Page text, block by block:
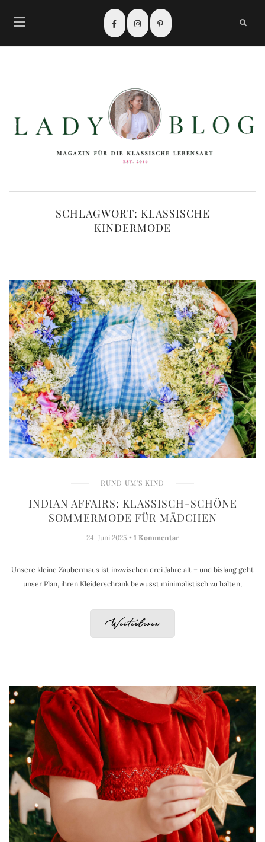
SCHLAGWORT: KLASSISCHE
KINDERMODE
RUND UM'S KIND
INDIAN AFFAIRS: KLASSISCH-SCHÖNE
SOMMERMODE FÜR MÄDCHEN
24. Juni 2025 • 1 Kommentar
Unsere kleine Zaubermaus ist inzwischen drei Jahre alt – und bislang geht
unser Plan, ihren Kleiderschrank bewusst minimalistisch zu halten,
Weiterlesen